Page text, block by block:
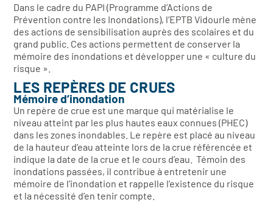
Dans le cadre du PAPI (Programme d’Actions de
Prévention contre les Inondations), l’EPTB Vidourle mène
des actions de sensibilisation auprès des scolaires et du
grand public. Ces actions permettent de conserver la
mémoire des inondations et développer une « culture du
risque ».
LES REPÈRES DE CRUES
Mémoire d’inondation
Un repère de crue est une marque qui matérialise le
niveau atteint par les plus hautes eaux connues (PHEC)
dans les zones inondables. Le repère est placé au niveau
de la hauteur d’eau atteinte lors de la crue référencée et
indique la date de la crue et le cours d’eau. Témoin des
inondations passées, il contribue à entretenir une
mémoire de l’inondation et rappelle l’existence du risque
et la nécessité d’en tenir compte.